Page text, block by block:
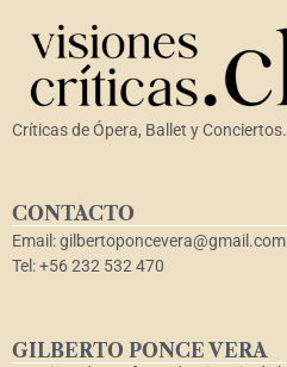
Críticas de Ópera, Ballet y Conciertos.
CONTACTO
Email: gilbertoponcevera@gmail.com
Tel: +56 232 532 470
GILBERTO PONCE VERA